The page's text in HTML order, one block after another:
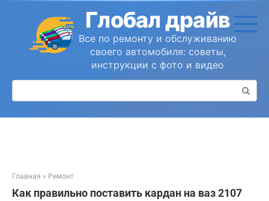
контенту
Глобал драйв
Все по ремонту и обслуживанию
своего автомобиля: советы,
инструкции с фото и видео
Поиск:
Главная » Ремонт
Как правильно поставить кардан на ваз 2107